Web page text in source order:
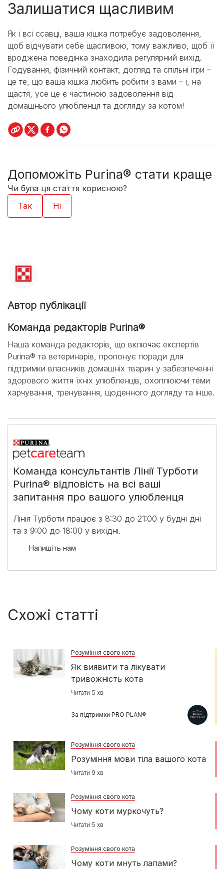
Залишатися щасливим
Як і всі ссавці, ваша кішка потребує задоволення,
щоб відчувати себе щасливою, тому важливо, щоб її
вроджена поведінка знаходила регулярний вихід.
Годування, фізичний контакт, догляд та спільні ігри –
це те, що ваша кішка любить робити з вами – і, на
щастя, усе це є частиною задоволення від
домашнього улюбленця та догляду за котом!
Допоможіть Purina® стати краще
Чи була ця стаття корисною?
Автор публікації
Команда редакторів Purina®
Наша команда редакторів, що включає експертів
Purina® та ветеринарів, пропонує поради для
підтримки власників домашніх тварин у забезпеченні
здорового життя їхніх улюбленців, охоплюючи теми
харчування, тренування, щоденного догляду та інше.
Команда консультантів Лінії Турботи
Purina® відповість на всі ваші
запитання про вашого улюбленця
Лінія Турботи працює з 8:30 до 21:00 у будні дні
та з 9:00 до 18:00 у вихідні.​
Напишіть нам
Схожі статті
Розуміння свого кота
Як виявити та лікувати
тривожність кота
Читати 5 хв
За підтримки PRO PLAN®
Розуміння свого кота
Розуміння мови тіла вашого кота
Читати 9 хв
Розуміння свого кота
Чому коти муркочуть?
Читати 5 хв
Розуміння свого кота
Чому коти мнуть лапами?